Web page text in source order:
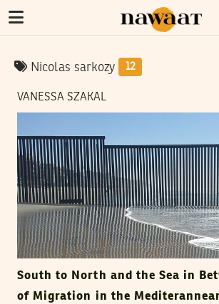
Nicolas sarkozy 12
VANESSA SZAKAL
South to North and the Sea in
of Migration in the